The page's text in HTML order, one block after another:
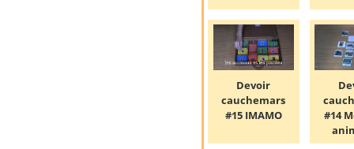
Devoir
cauchemars
#15 IMAMO
#14